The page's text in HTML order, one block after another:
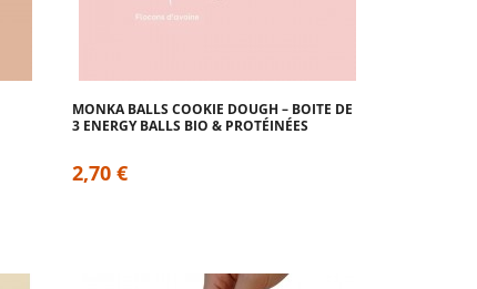
MONKA BALLS COOKIE DOUGH – BOITE DE
3 ENERGY BALLS BIO & PROTÉINÉES
2,70 €